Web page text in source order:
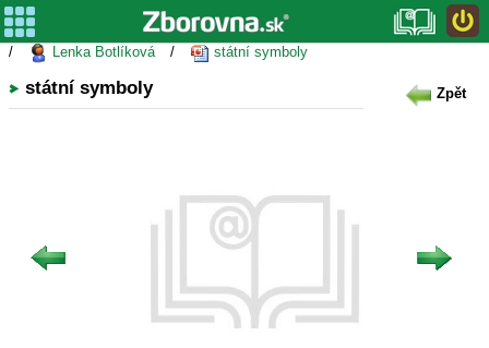
/ Lenka Botlíková / státní symboly
státní symboly Zpět